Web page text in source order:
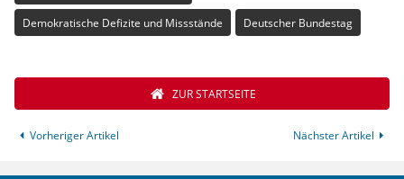
Demokratische Defizite und Missstände Deutscher Bundestag
Vorheriger Artikel
ZUR STARTSEITE
Nächster Artikel